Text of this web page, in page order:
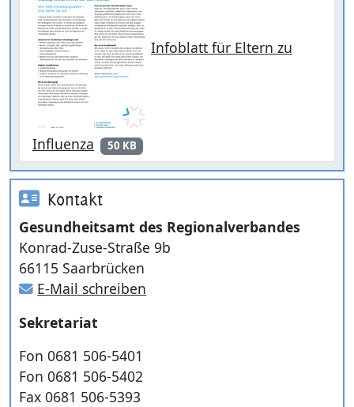
Infoblatt für Eltern zu
Influenza 50 KB
Kontakt
Gesundheitsamt des Regionalverbandes
Konrad-Zuse-Straße 9b
66115 Saarbrücken
E-Mail schreiben
Sekretariat
Fon 0681 506-5401
Fon 0681 506-5402
Fax 0681 506-5393